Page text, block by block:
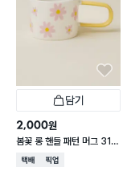
담기
2,000원
봄꽃 롱 핸들 패턴 머그 310
ml
택배배송매장픽업